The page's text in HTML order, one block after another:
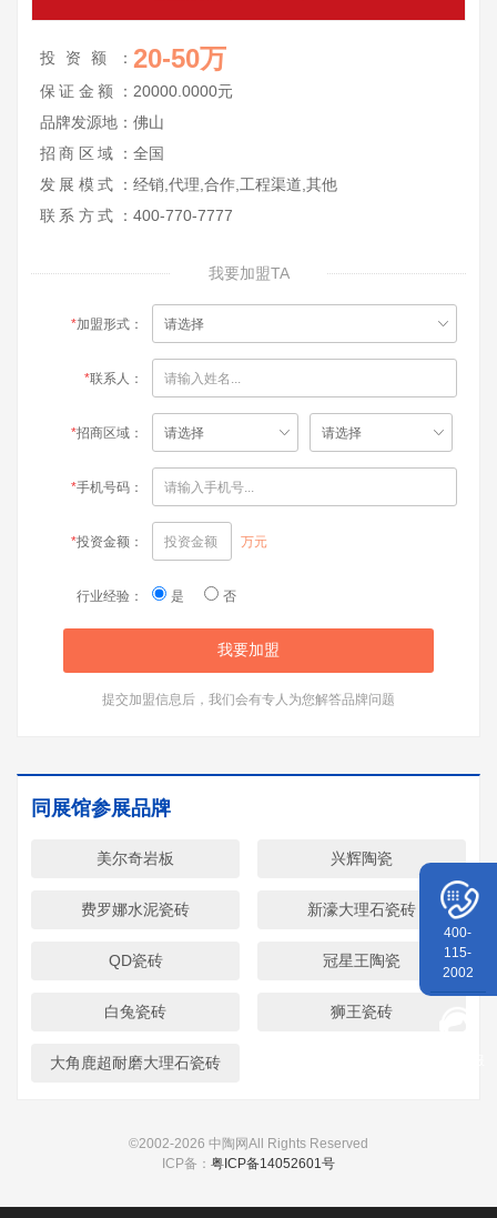
投资额： 20-50万
保证金额： 20000.0000元
品牌发源地： 佛山
招商区域： 全国
发展模式： 经销,代理,合作,工程渠道,其他
联系方式： 400-770-7777
我要加盟TA
*加盟形式：
*联系人：
*招商区域：
*手机号码：
*投资金额： 万元
行业经验： 是 否
提交加盟信息后，我们会有专人为您解答品牌问题
同展馆参展品牌
美尔奇岩板 兴辉陶瓷
费罗娜水泥瓷砖 新濠大理石瓷砖
QD瓷砖 冠星王陶瓷
白兔瓷砖 狮王瓷砖
大角鹿超耐磨大理石瓷砖
©2002-2026 中陶网All Rights Reserved
ICP备： 粤ICP备14052601号
400-
115-
2002